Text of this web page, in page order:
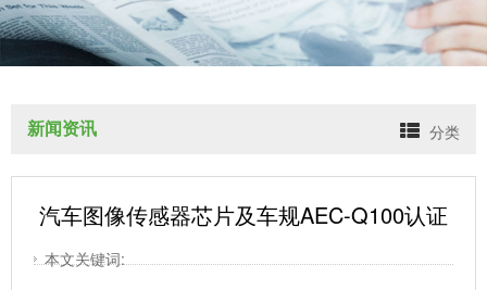
新闻资讯 分类
汽车图像传感器芯片及车规AEC-Q100认证
本文关键词: